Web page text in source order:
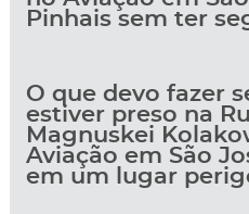
Pinhais sem ter
O que devo fazer
estiver preso na
Magnuskei
Aviação em São
em um lugar